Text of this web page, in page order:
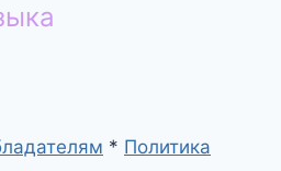
* Политика